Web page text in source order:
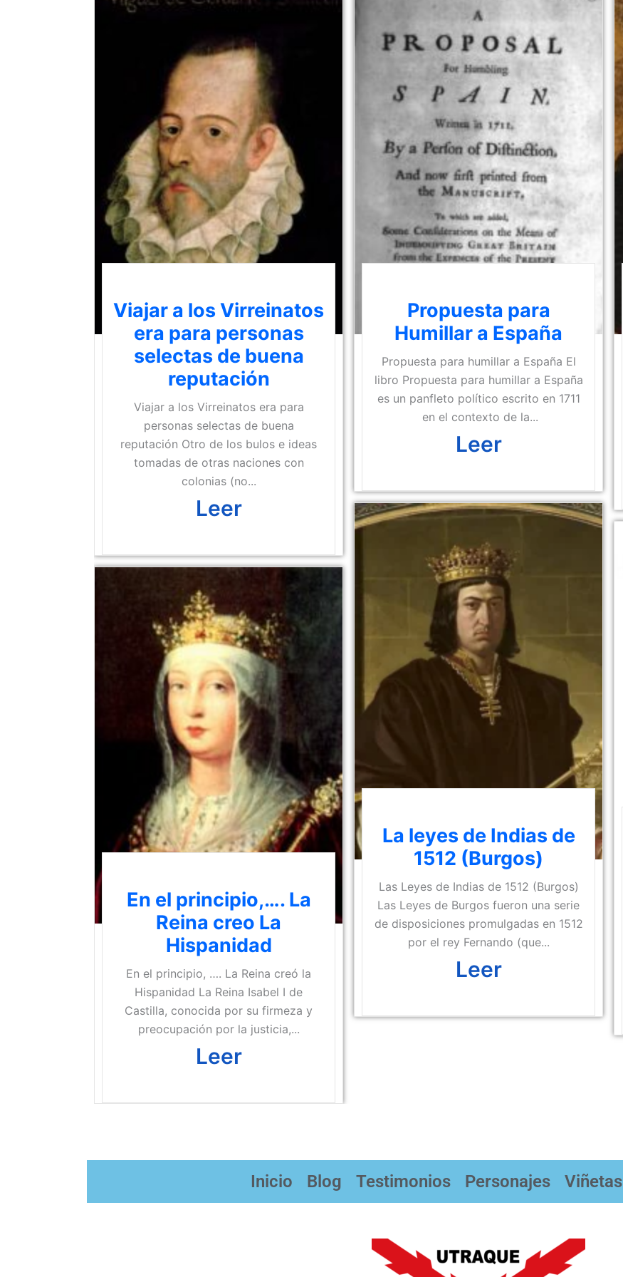
Viajar a los Virreinatos
era para personas
selectas de buena
reputación
Viajar a los Virreinatos era para
personas selectas de buena
reputación Otro de los bulos e ideas
tomadas de otras naciones con
colonias (no...
Leer
Propuesta para
Humillar a España
Propuesta para humillar a España El
libro Propuesta para humillar a España
es un panfleto político escrito en 1711
en el contexto de la...
Leer
La leyes de Indias de
1512 (Burgos)
Las Leyes de Indias de 1512 (Burgos)
Las Leyes de Burgos fueron una serie
de disposiciones promulgadas en 1512
por el rey Fernando (que...
Leer
En el principio,…. La
Reina creo La
Hispanidad
En el principio, …. La Reina creó la
Hispanidad La Reina Isabel I de
Castilla, conocida por su firmeza y
preocupación por la justicia,...
Leer
Inicio Blog Testimonios Personajes Viñetas